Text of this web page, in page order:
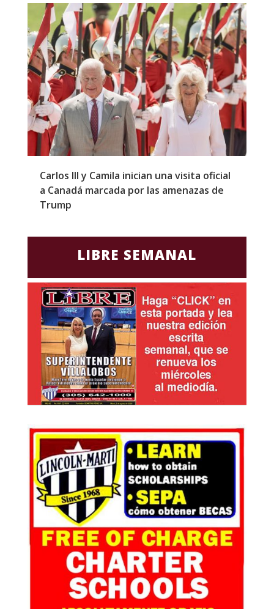
Carlos III y Camila inician una visita oficial
a Canadá marcada por las amenazas de
Trump
LIBRE SEMANAL